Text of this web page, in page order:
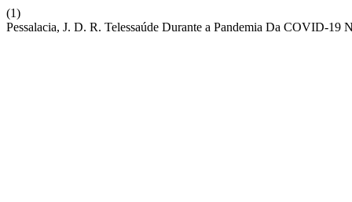
(1)
Pessalacia, J. D. R. Telessaúde Durante a Pandemia Da COVID-19